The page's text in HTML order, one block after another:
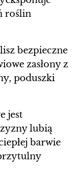
roślin
bezpieczne
zasłony z
poduszki
jest
lubią
barwie